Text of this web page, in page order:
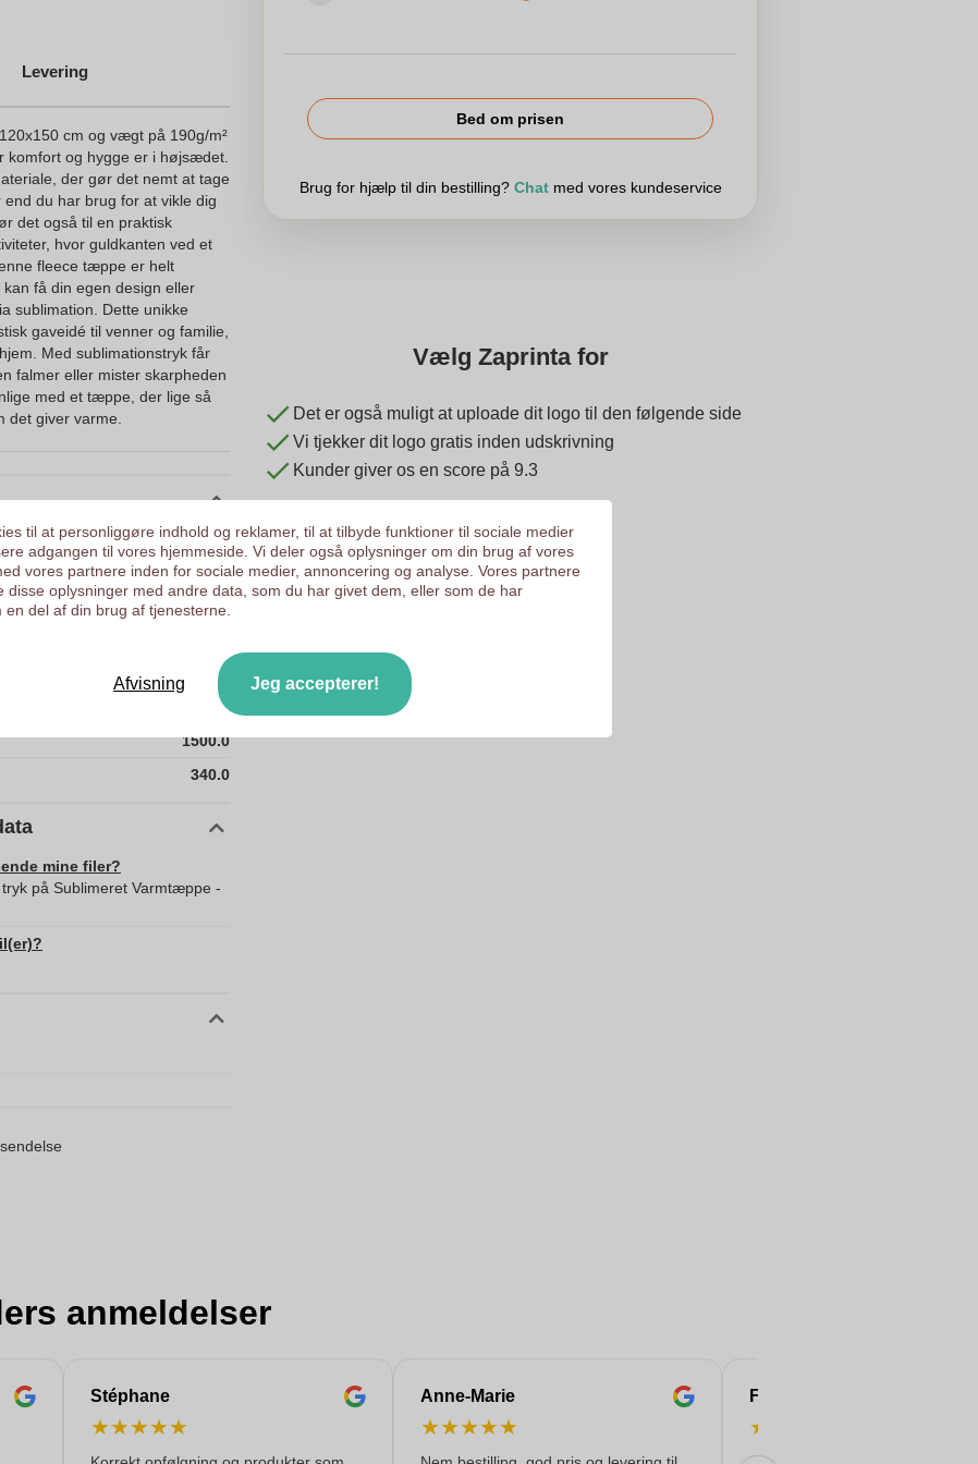
Levering
cm og vægt på 190g/m²
komfort og hygge er i højsædet.
der gør det nemt at tage
du har brug for at vikle dig
det også til en praktisk
hvor guldkanten ved et
fleece tæppe er helt
få din egen design eller
sublimation. Dette unikke
gaveidé til venner og familie,
Med sublimationstryk får
falmer eller mister skarpheden
med et tæppe, der lige så
det giver varme.
10365720
340 g
1200 x 1500 mm
1500 mm
1200.0
1500.0
340.0
mine filer?
på Sublimeret Varmtæppe -
Bed om prisen
Brug for hjælp til din bestilling? Chatmed vores kundeservice
Vælg Zaprinta for
Det er også muligt at uploade dit logo til den følgende side
Vi tjekker dit logo gratis inden udskrivning
Kunder giver os en score på 9.3
anmeldelser
Stéphane
★★★★★
Anne-Marie
★★★★★
Françoise
★
til at personliggøre indhold og reklamer, til at tilbyde funktioner til sociale medier
adgangen til vores hjemmeside. Vi deler også oplysninger om din brug af vores
vores partnere inden for sociale medier, annoncering og analyse. Vores partnere
disse oplysninger med andre data, som du har givet dem, eller som de har
en del af din brug af tjenesterne.
Afvisning Jeg accepterer!